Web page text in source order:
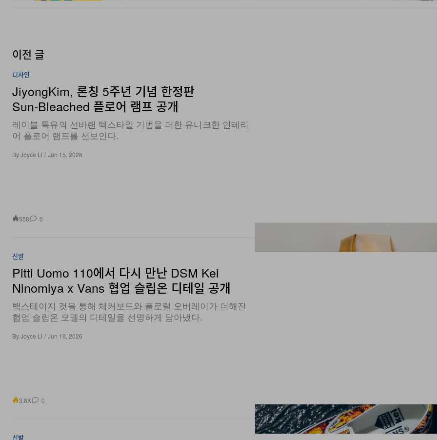
이전 글
디자인
JiyongKim, 론칭 5주년 기념 한정판
Sun‑Bleached 플로어 램프 공개
레이블 특유의 선바랜 텍스타일 기법을 더한 유니크한 인테리
어 플로어 램프를 선보인다.
ByJoyce Li / Jun 15, 2026
558 0
신발
Pitti Uomo 110에서 다시 만난 DSM Kei
Ninomiya x Vans 협업 슬립온 디테일 공개
백스테이지 컷을 통해 체커보드와 플로럴 오버레이가 더해진
협업 슬립온 모델의 디테일을 선명하게 담아냈다.
ByJoyce Li / Jun 19, 2026
3.8K 0
신발